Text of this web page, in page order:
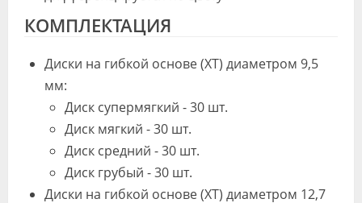
КОМПЛЕКТАЦИЯ
Диски на гибкой основе (ХТ) диаметром 9,5
мм:
Диск супермягкий - 30 шт.
Диск мягкий - 30 шт.
Диск средний - 30 шт.
Диск грубый - 30 шт.
Диски на гибкой основе (ХТ) диаметром 12,7